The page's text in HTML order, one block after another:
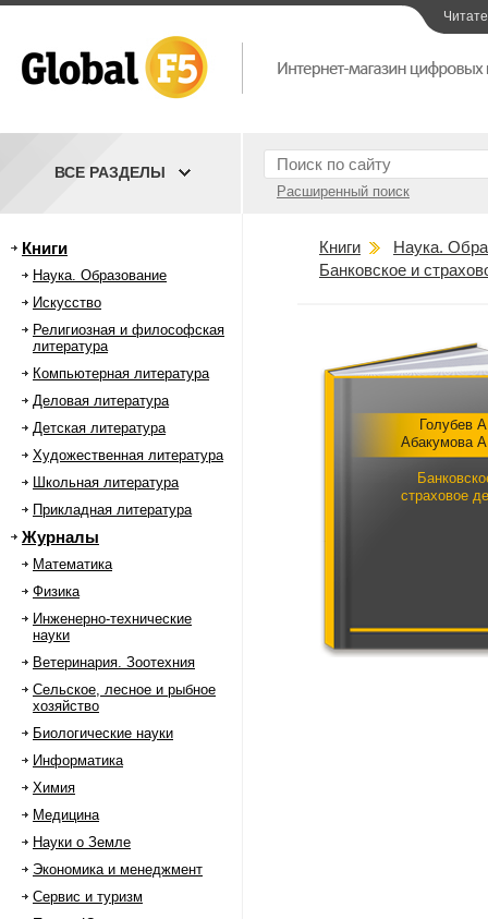
Расширенный поиск
ВСЕ РАЗДЕЛЫ
Книги
Наука. Образование
Искусство
Религиозная и философская
литература
Компьютерная литература
Деловая литература
Детская литература
Художественная литература
Школьная литература
Прикладная литература
Журналы
Математика
Физика
Инженерно-технические
науки
Ветеринария. Зоотехния
Сельское, лесное и рыбное
хозяйство
Биологические науки
Информатика
Химия
Медицина
Науки о Земле
Экономика и менеджмент
Сервис и туризм
Книги
Наука.
Банковское и
Голубев
Абакумова
страховое